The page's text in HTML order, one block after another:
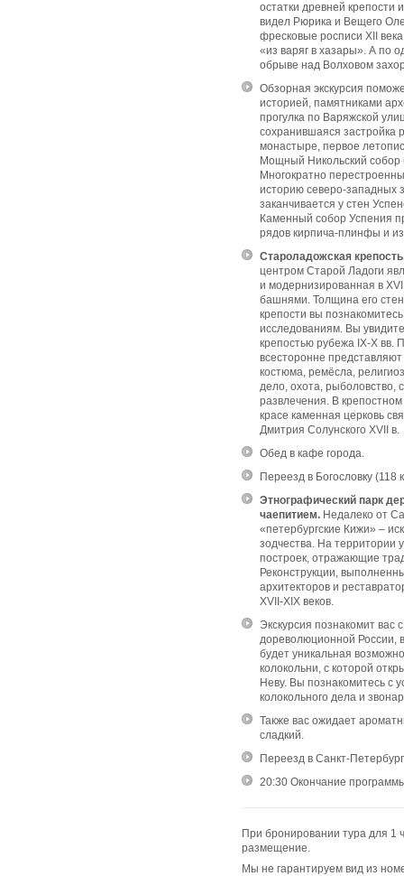
остатки древней
видел Рюрика и Вещего
фресковые росписи XII
«из варяг в хазары». А по
обрыве над Волховом
Обзорная экскурсия
историей, памятниками
прогулка по Варяжской
сохранившаяся застройка
монастыре, первое
Мощный Никольский собор
Многократно
историю северо-западных
заканчивается у стен
Каменный собор Успения
рядов кирпича-плинфы и
Староладожская
центром Старой Ладоги
и модернизированная в
башнями. Толщина его
крепости вы
исследованиям. Вы
крепостью рубежа IX-X вв.
всесторонне
костюма, ремёсла,
дело, охота, рыболовство,
развлечения. В
красе каменная церковь
Дмитрия Солунского XVII в.
Обед в кафе города.
Переезд в Богословку (118
Этнографический парк
чаепитием. Недалеко от
«петербургские Кижи» –
зодчества. На территории
построек, отражающие
Реконструкции,
архитекторов и
XVII-XIX веков.
Экскурсия познакомит вас
дореволюционной России,
будет уникальная
колокольни, с которой
Неву. Вы познакомитесь с
колокольного дела и
Также вас ожидает
сладкий.
Переезд в Санкт-
20:30 Окончание
При бронировании тура для 1
размещение.
Мы не гарантируем вид из